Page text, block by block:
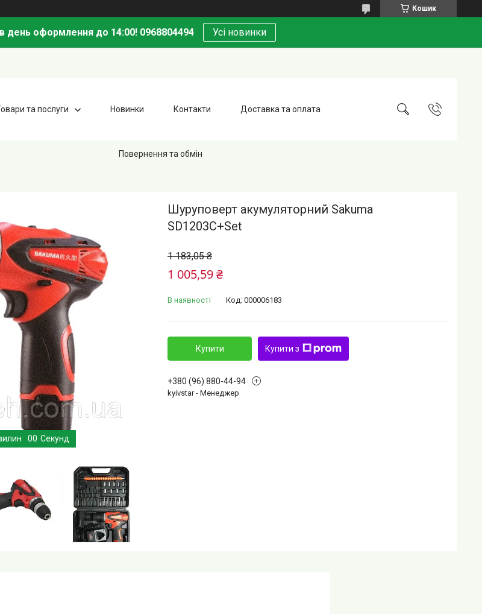
Кошик
день оформлення до 14:00! 0968804494 Усі новинки
та послуги Новинки Контакти Доставка та оплата
Повернення та обмін
00 Секунд
Шуруповерт акумуляторний Sakuma
SD1203C+Set
1 183,05 ₴
1 005,59 ₴
В наявності Код: 000006183
Купити Купити з
+380 (96) 880-44-94
kyivstar - Менеджер